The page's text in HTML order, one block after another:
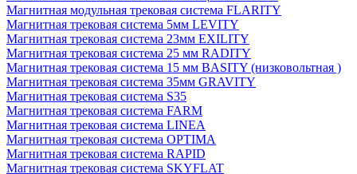
Магнитная модульная трековая система FLARITY
Магнитная трековая система 5мм LEVITY
Магнитная трековая система 23мм EXILITY
Магнитная трековая система 25 мм RADITY
Магнитная трековая система 15 мм BASITY (низковольтная )
Магнитная трековая система 35мм GRAVITY
Магнитная трековая система S35
Магнитная трековая система FARM
Магнитная трековая система LINEA
Магнитная трековая система OPTIMA
Магнитная трековая система RAPID
Магнитная трековая система SKYFLAT